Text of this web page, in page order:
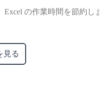
の作業時間を節約しま
見る